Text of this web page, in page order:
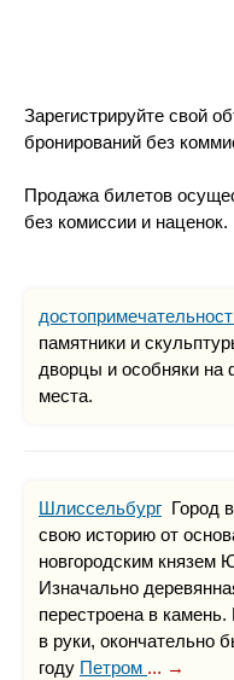
Зарегистрируйте свой
бронирований без
Продажа билетов
без комиссии и наценок.
памятники и
дворцы и особняки на
места.
Шлиссельбург Город
свою историю от
новгородским князем
Изначально
перестроена в
в руки, окончательно
году Петром ... →